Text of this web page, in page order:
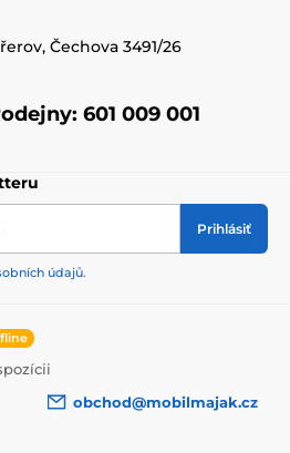
Čechova 3491/26
601 009 001
Prihlásiť
údajů.
obchod@mobilmajak.cz